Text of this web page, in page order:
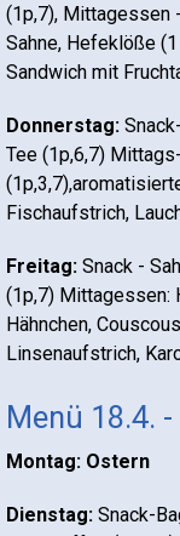
(1p,7), Mittagessen
Sahne, Hefeklöße (1
Sandwich mit
Donnerstag:
Tee (1p,6,7)
Fischaufstrich,
Freitag: Snack -
(1p,7) Mittagessen:
Hähnchen,
Linsenaufstrich,
Menü 18.4.
Montag: Ostern
Dienstag: Snack-